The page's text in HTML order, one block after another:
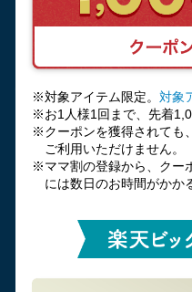
※対象アイテム限定。 対象
※お1人様1回まで、先着
※クーポンを獲得されても
ご利用いただけません。
※ママ割の登録から、クー
には数日のお時間がかか